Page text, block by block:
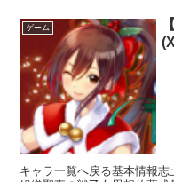
ゲーム
キャラ一覧へ戻る基本情報